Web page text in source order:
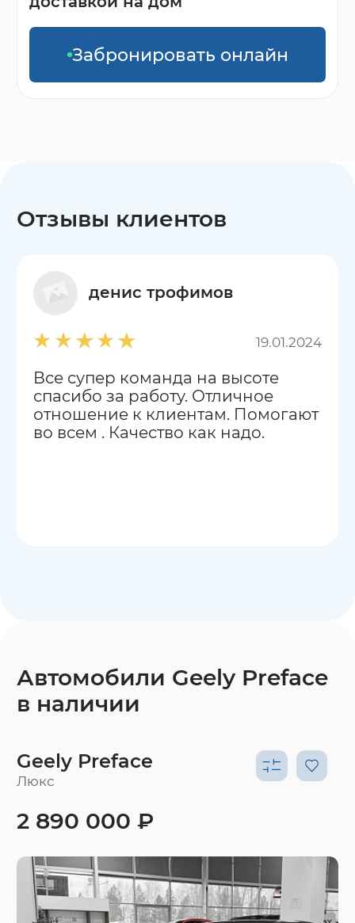
Забронировать онлайн
Отзывы клиентов
денис трофимов
19.01.2024
Все супер команда на высоте
спасибо за работу. Отличное
отношение к клиентам. Помогают
во всем . Качество как надо.
Автомобили Geely Preface
в наличии
Geely Preface
Люкс
2 890 000 ₽